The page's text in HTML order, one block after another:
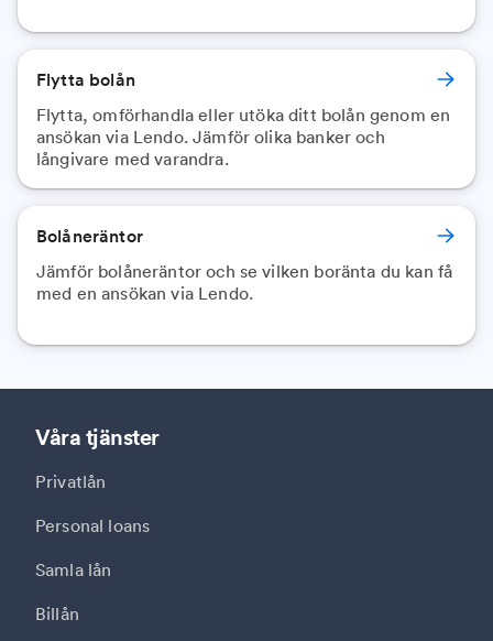
Flytta bolån
Flytta, omförhandla eller utöka ditt bolån genom en
ansökan via Lendo. Jämför olika banker och
långivare med varandra.
Bolåneräntor
Jämför bolåneräntor och se vilken boränta du kan få
med en ansökan via Lendo.
Våra tjänster
Privatlån
Personal loans
Samla lån
Billån